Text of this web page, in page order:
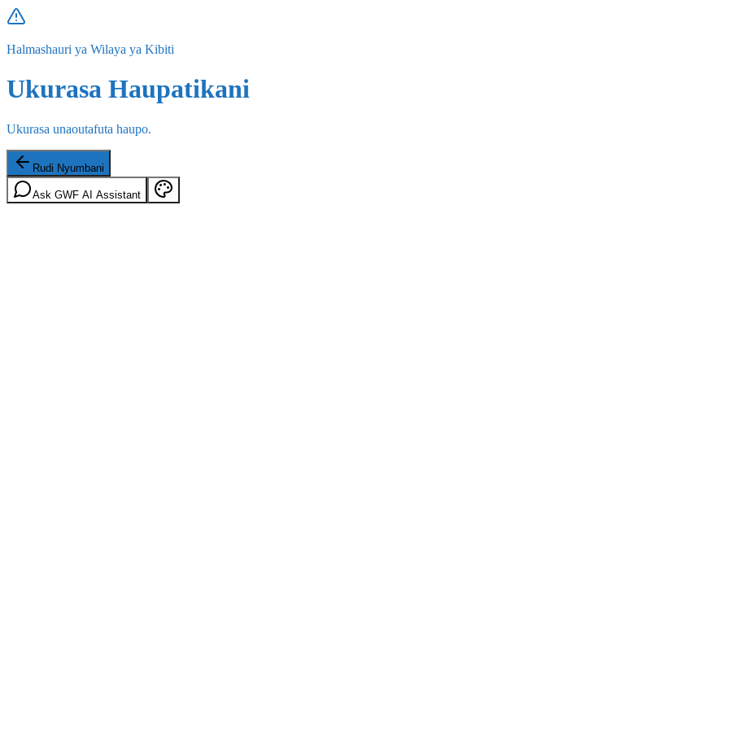
Halmashauri ya Wilaya ya Kibiti
Ukurasa Haupatikani
Ukurasa unaoutafuta haupo.
Rudi Nyumbani
Ask GWF AI Assistant